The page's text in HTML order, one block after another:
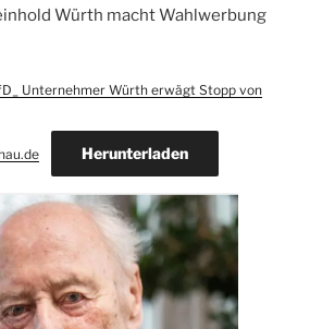
Würth macht Wahlwerbung
Unternehmer Würth erwägt Stopp von
Herunterladen